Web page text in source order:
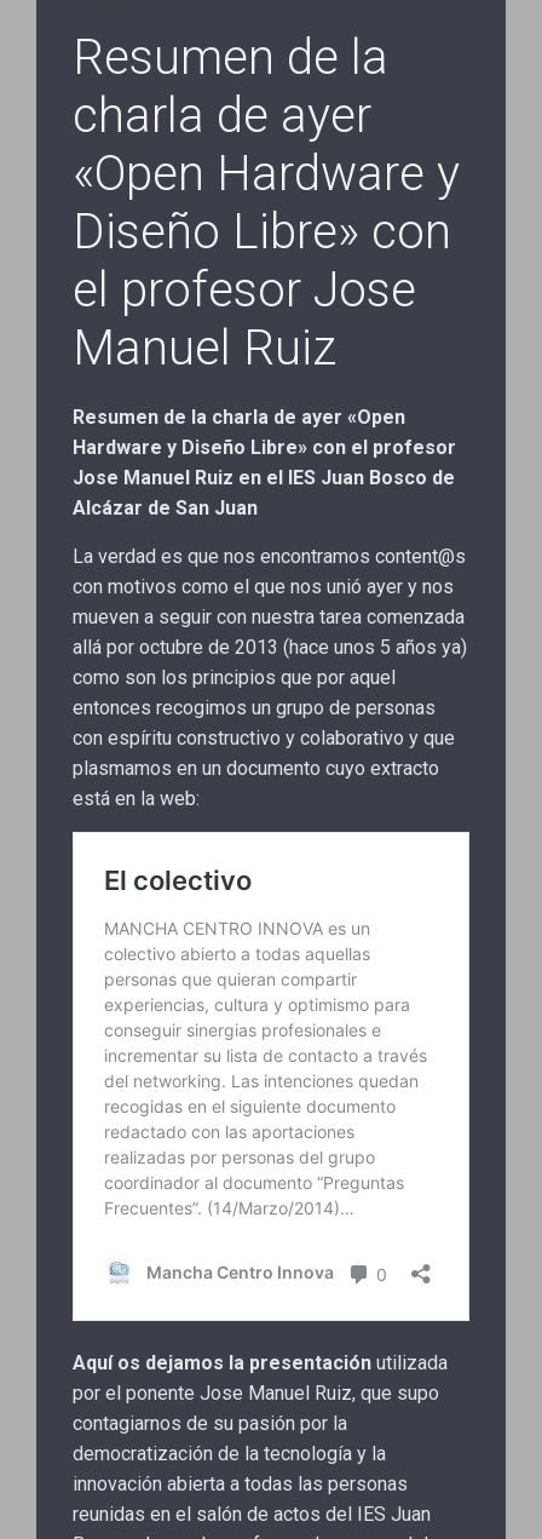
Resumen de la
charla de ayer
«Open Hardware y
Diseño Libre» con
el profesor Jose
Manuel Ruiz
Resumen de la charla de ayer «Open
Hardware y Diseño Libre» con el profesor
Jose Manuel Ruiz en el IES Juan Bosco de
Alcázar de San Juan
La verdad es que nos encontramos content@s
con motivos como el que nos unió ayer y nos
mueven a seguir con nuestra tarea comenzada
allá por octubre de 2013 (hace unos 5 años ya)
como son los principios que por aquel
entonces recogimos un grupo de personas
con espíritu constructivo y colaborativo y que
plasmamos en un documento cuyo extracto
está en la web:
Aquí os dejamos la presentación utilizada
por el ponente Jose Manuel Ruiz, que supo
contagiarnos de su pasión por la
democratización de la tecnología y la
innovación abierta a todas las personas
reunidas en el salón de actos del IES Juan